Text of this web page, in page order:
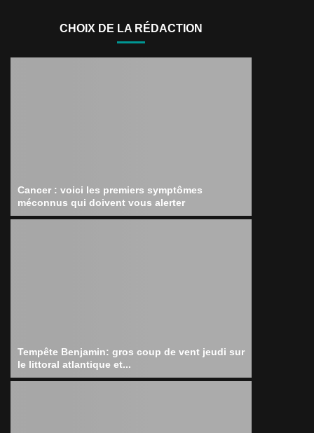
CHOIX DE LA RÉDACTION
Cancer : voici les premiers symptômes
méconnus qui doivent vous alerter
Tempête Benjamin: gros coup de vent jeudi sur
le littoral atlantique et...